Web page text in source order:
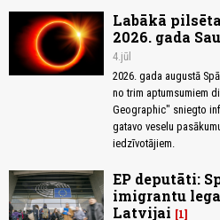
Labākā
2026. gada
4.jūl
2026. gada augustā
no trim aptumsumiem
Geographic" sniegto
gatavo veselu
iedzīvotājiem.
EP deputāti:
imigrantu
Latvijai
1